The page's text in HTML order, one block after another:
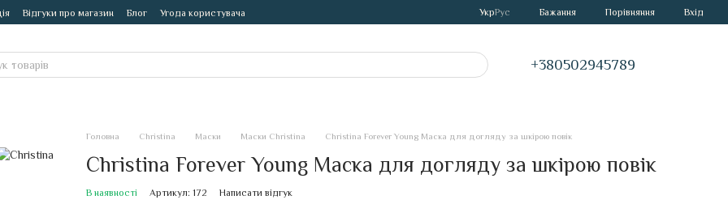
Відгуки про магазин Блог Угода користувача УкрРус Бажання Порівняння Вхід
+380502945789
Головна Christina Маски Маски Christina Christina Forever Young Маска для догляду за шкірою повік
Christina Forever Young Маска для догляду за шкірою повік
В наявності Артикул: 172 Написати відгук